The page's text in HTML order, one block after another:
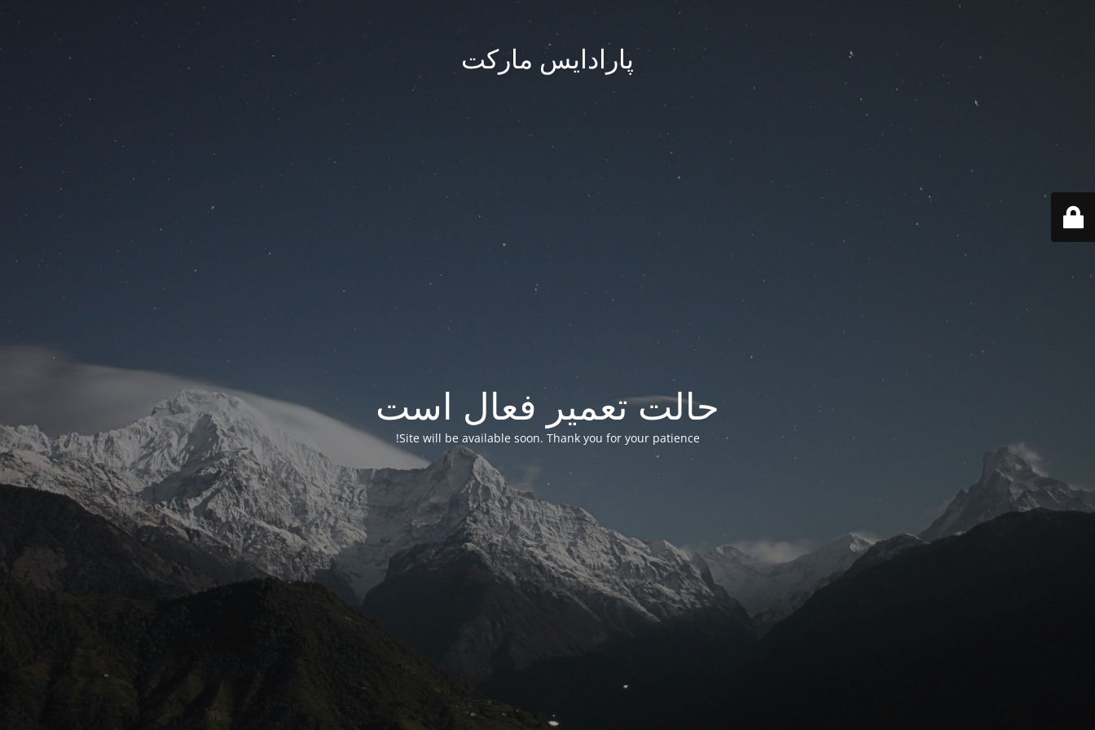
پارادایس مارکت
حالت تعمیر فعال است
Site will be available soon. Thank you for your patience!